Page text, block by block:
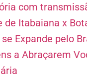
com
de Itabaiana x
Expande pelo
a Abraçarem